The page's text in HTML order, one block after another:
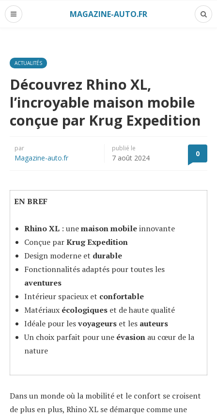
MAGAZINE-AUTO.FR
ACTUALITÉS
Découvrez Rhino XL,
l’incroyable maison mobile
conçue par Krug Expedition
par
Magazine-auto.fr
publié le
7 août 2024 0
EN BREF
Rhino XL: unemaison mobileinnovante
Conçue parKrug Expedition
Design moderne et durable
Fonctionnalités adaptés pour toutes les
aventures
Intérieur spacieux et confortable
Matériaux écologiqueset de haute qualité
Idéale pour lesvoyageurset les auteurs
Un choix parfait pour une évasionau cœur de la
nature
Dans un monde où la mobilité et le confort se croisent
de plus en plus, Rhino XL se démarque comme une